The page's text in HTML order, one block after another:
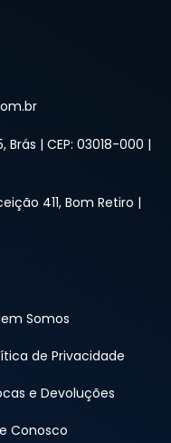
Brás | CEP: 03018-000 |
411, Bom Retiro |
Somos
de Privacidade
e Devoluções
Conosco